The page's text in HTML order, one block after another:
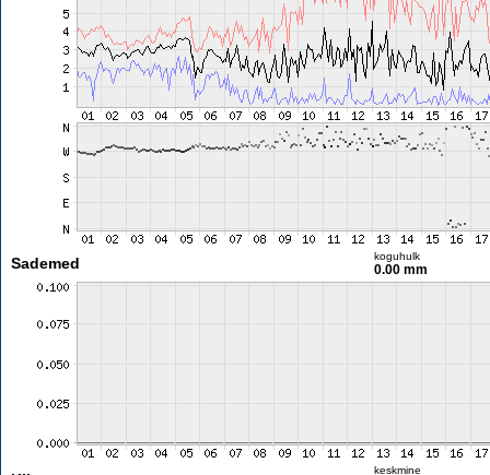
Sademed koguhulk
0.00 mm
keskmine